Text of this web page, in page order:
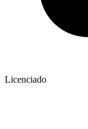
Licenciado